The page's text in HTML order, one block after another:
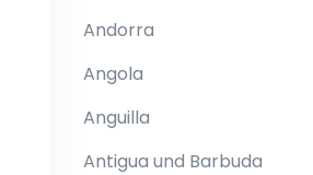
Andorra
Angola
Anguilla
Antigua und Barbuda